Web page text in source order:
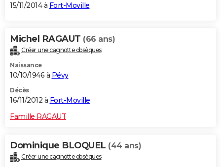
15/11/2014 à Fort-Moville
Michel RAGAUT (66 ans)
Créer une cagnotte obsèques
Naissance
10/10/1946 à Pévy
Décès
16/11/2012 à Fort-Moville
Famille RAGAUT
Dominique BLOQUEL (44 ans)
Créer une cagnotte obsèques